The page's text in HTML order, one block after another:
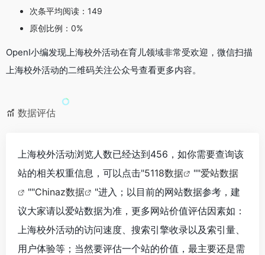
次条平均阅读：149
原创比例：0%
OpenI小编发现上海校外活动在育儿领域非常受欢迎，微信扫描
上海校外活动的二维码关注公众号查看更多内容。
数据评估
上海校外活动浏览人数已经达到456，如你需要查询该
站的相关权重信息，可以点击"5118数据 ""爱站数据
""Chinaz数据
"进入；以目前的网站数据参考，建
议大家请以爱站数据为准，更多网站价值评估因素如：
上海校外活动的访问速度、搜索引擎收录以及索引量、
用户体验等；当然要评估一个站的价值，最主要还是需